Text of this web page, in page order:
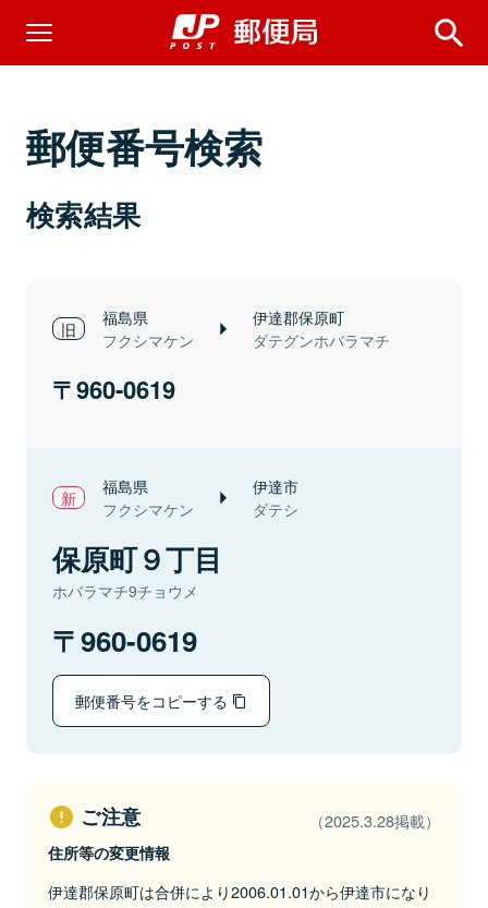
郵便番号検索
検索結果
福島県
フクシマケン
伊達郡保原町
ダテグンホバラマチ
960-0619
福島県
フクシマケン
伊達市
ダテシ
保原町９丁目
ホバラマチ9チョウメ
960-0619
郵便番号をコピーする
ご注意 （2025.3.28掲載）
住所等の変更情報
伊達郡保原町は合併により2006.01.01から伊達市になり